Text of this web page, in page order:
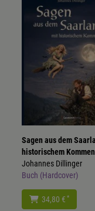
Sagen aus dem
historischem
Johannes Dillinger
Buch (Hardcover)
34,80 € *